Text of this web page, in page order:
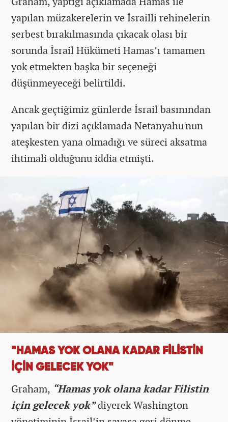
yapılan müzakerelerin ve İsrailli rehinelerin
serbest bırakılmasında çıkacak olası bir
sorunda İsrail Hükümeti Hamas’ı tamamen
yok etmekten başka bir seçeneği
düşünmeyeceği belirtildi.
Ancak geçtiğimiz günlerde İsrail basınından
yapılan bir dizi açıklamada Netanyahu'nun
ateşkesten yana olmadığı ve süreci aksatma
ihtimali olduğunu iddia etmişti.
"HAMAS YOK OLANA KADAR FİLİSTİN
İÇİN GELECEK YOK"
Graham, “Hamas yok olana kadar Filistin
için gelecek yok”diyerek Washington